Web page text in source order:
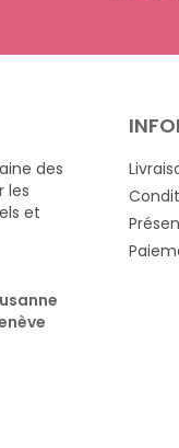
des
les
et